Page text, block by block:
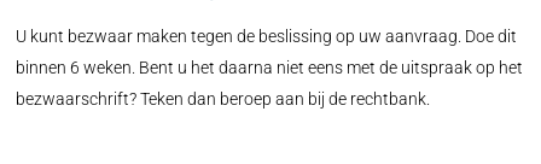
U kunt bezwaar maken tegen de beslissing op uw aanvraag. Doe dit
binnen 6 weken. Bent u het daarna niet eens met de uitspraak op het
bezwaarschrift? Teken dan beroep aan bij de rechtbank.